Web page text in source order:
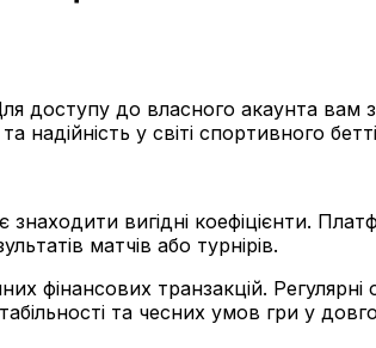
доступу до власного акаунта вам
у світі спортивного
знаходити вигідні коефіцієнти.
матчів або турнірів.
фінансових транзакцій.
та чесних умов гри у